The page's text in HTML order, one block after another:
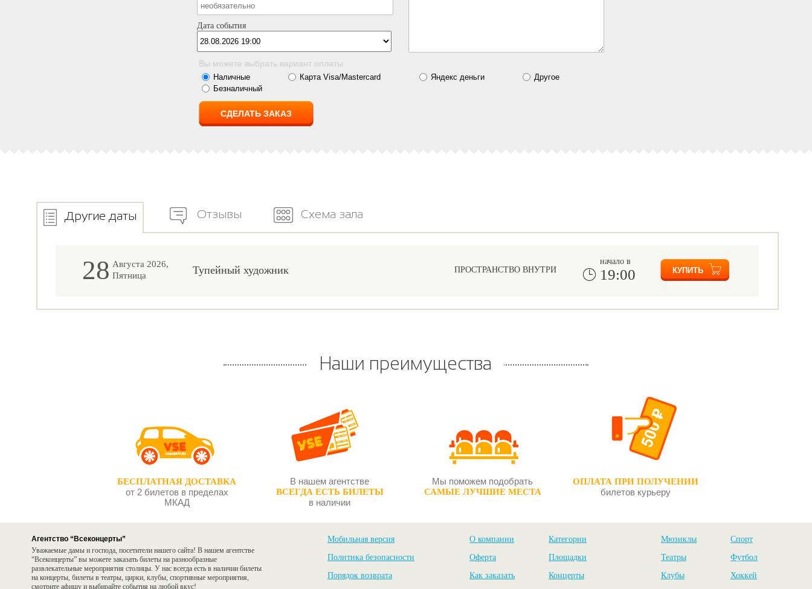
Дата события
Вы можете выбрать вариант оплаты
Наличные Карта Visa/Mastercard Яндекс деньги
Другое
Безналичный
Другие даты Отзывы Схема зала
28 Августа 2026,
Пятница
Тупейный художник ПРОСТРАНСТВО ВНУТРИ
начало в
19:00
Наши преимущества
БЕСПЛАТНАЯ ДОСТАВКА
от 2 билетов в пределах
МКАД
В нашем агентстве
ВСЕГДА ЕСТЬ БИЛЕТЫ
в наличии
Мы поможем подобрать
САМЫЕ ЛУЧШИЕ МЕСТА
ОПЛАТА ПРИ ПОЛУЧЕНИИ
билетов курьеру
Агентство “Всеконцерты”
Уважаемые дамы и господа, посетители нашего сайта! В нашем агентстве
“Всеконцерты” вы можете заказать билеты на разнообразные
развлекательные мероприятия столицы. У нас всегда есть в наличии билеты
на концерты, билеты в театры, цирки, клубы, спортивные мероприятия,
смотрите афишу и выбирайте события на любой вкус!
Мобильная версия
Политика безопасности
Порядок возврата
О компании
Оферта
Как заказать
Категории
Площадки
Концерты
Мюзиклы
Театры
Клубы
Спорт
Футбол
Хоккей